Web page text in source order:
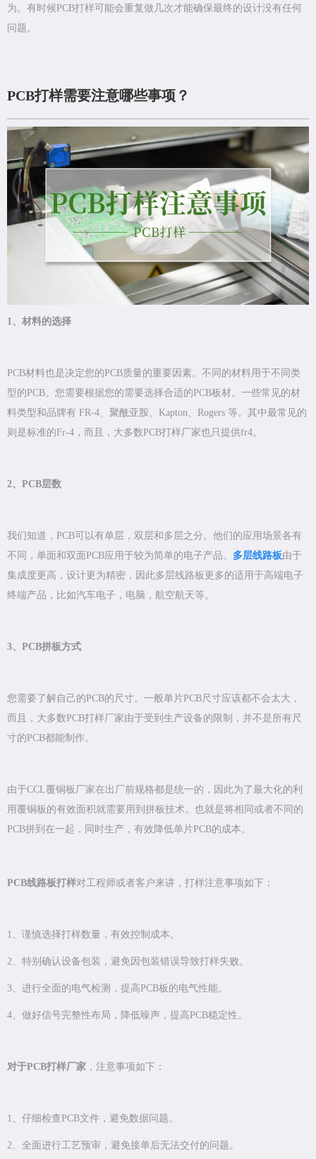
为。有时候PCB打样可能会重复做几次才能确保最终的设计没有任何
问题。
PCB打样需要注意哪些事项？
1、材料的选择
PCB材料也是决定您的PCB质量的重要因素。不同的材料用于不同类
型的PCB。您需要根据您的需要选择合适的PCB板材。一些常见的材
料类型和品牌有 FR-4、聚酰亚胺、Kapton、Rogers 等。其中最常见的
则是标准的Fr-4，而且，大多数PCB打样厂家也只提供fr4。
2、PCB层数
我们知道，PCB可以有单层，双层和多层之分。他们的应用场景各有
不同，单面和双面PCB应用于较为简单的电子产品。 多层线路板由于
集成度更高，设计更为精密，因此多层线路板更多的适用于高端电子
终端产品，比如汽车电子，电脑，航空航天等。
3、PCB拼板方式
您需要了解自己的PCB的尺寸。一般单片PCB尺寸应该都不会太大，
而且，大多数PCB打样厂家由于受到生产设备的限制，并不是所有尺
寸的PCB都能制作。
由于CCL覆铜板厂家在出厂前规格都是统一的，因此为了最大化的利
用覆铜板的有效面积就需要用到拼板技术。也就是将相同或者不同的
PCB拼到在一起，同时生产，有效降低单片PCB的成本。
PCB线路板打样对工程师或者客户来讲，打样注意事项如下：
1、谨慎选择打样数量，有效控制成本。
2、特别确认设备包装，避免因包装错误导致打样失败。
3、进行全面的电气检测，提高PCB板的电气性能。
4、做好信号完整性布局，降低噪声，提高PCB稳定性。
对于PCB打样厂家 ，注意事项如下：
1、仔细检查PCB文件，避免数据问题。
2、全面进行工艺预审，避免接单后无法交付的问题。